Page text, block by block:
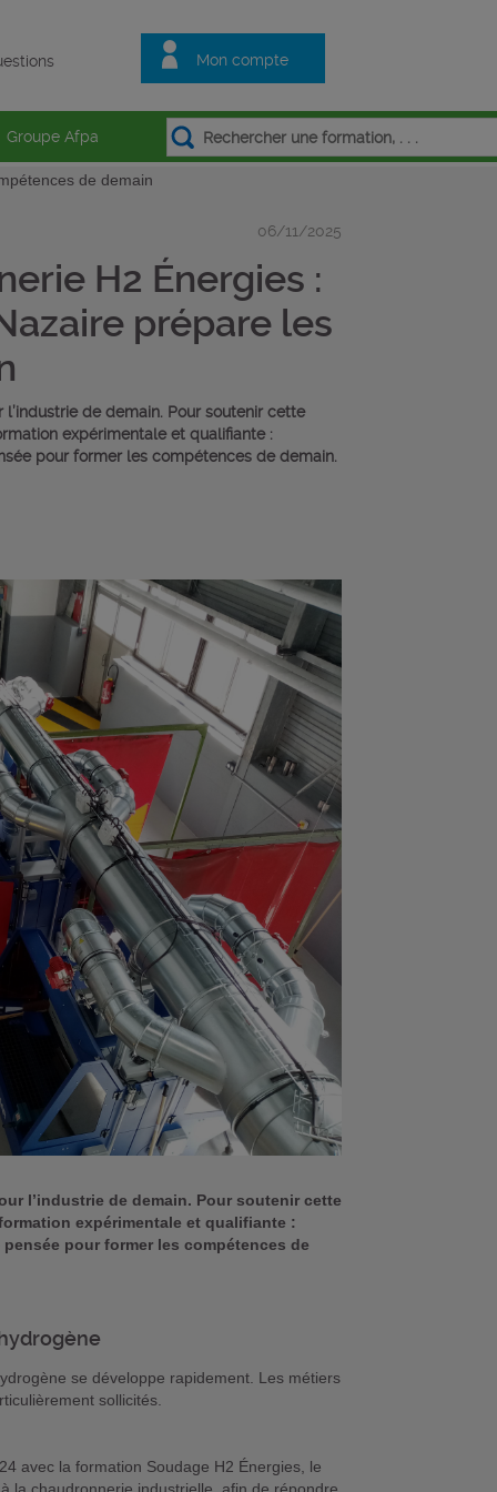
Mon compte
Groupe Afpa
de demain
06/11/2025
H2 Énergies :
prépare les
de demain. Pour soutenir cette
expérimentale et qualifiante :
pour former les compétences de demain.
l’industrie de demain. Pour soutenir cette
expérimentale et qualifiante :
pour former les compétences de
se développe rapidement. Les métiers
sollicités.
avec la formation Soudage H2 Énergies, le